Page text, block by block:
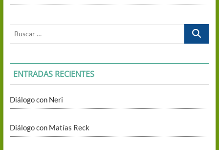
Buscar
ENTRADAS RECIENTES
Diálogo con Neri
Diálogo con Matías Reck